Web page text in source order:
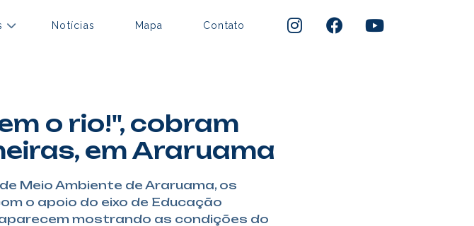
Notícias Mapa Contato
o rio!", cobram
em Araruama
Meio Ambiente de Araruama, os
o apoio do eixo de Educação
mostrando as condições do